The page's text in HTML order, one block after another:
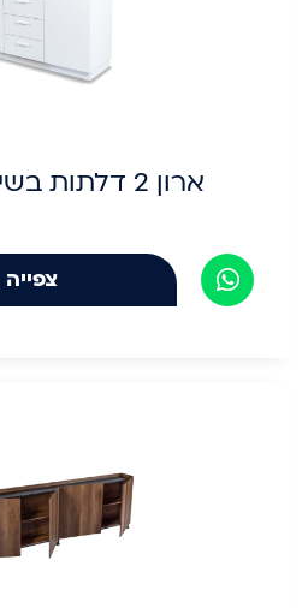
ארון 2 דלתות בשילוב מגירות